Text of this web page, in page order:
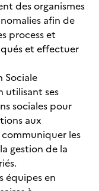
des organismes
afin de
process et
et effectuer
Sociale
utilisant ses
sociales pour
aux
les
gestion de la
équipes en